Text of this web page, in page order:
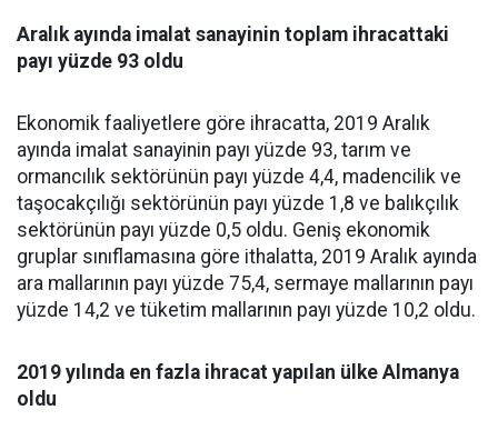
Aralık ayında imalat sanayinin toplam ihracattaki
payı yüzde 93 oldu
Ekonomik faaliyetlere göre ihracatta, 2019 Aralık
ayında imalat sanayinin payı yüzde 93, tarım ve
ormancılık sektörünün payı yüzde 4,4, madencilik ve
taşocakçılığı sektörünün payı yüzde 1,8 ve balıkçılık
sektörünün payı yüzde 0,5 oldu. Geniş ekonomik
gruplar sınıflamasına göre ithalatta, 2019 Aralık ayında
ara mallarının payı yüzde 75,4, sermaye mallarının payı
yüzde 14,2 ve tüketim mallarının payı yüzde 10,2 oldu.
2019 yılında en fazla ihracat yapılan ülke Almanya
oldu